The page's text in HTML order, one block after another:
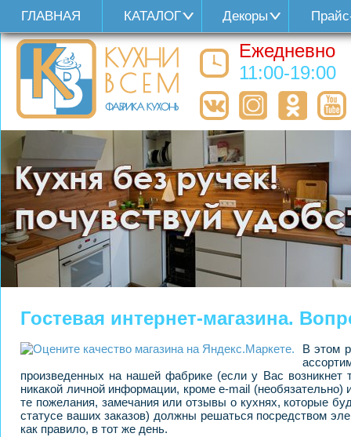
ГЛАВНАЯ КАТАЛОГ Декоры
Ежедневно
11:00-19:00
Гостевая интернет-магазина.
В этом
произведенных на нашей фабрике (если у Вас возникнет
никакой личной информации, кроме e-mail (необязательно)
те пожелания, замечания или отзывы о кухнях, которые
статусе ваших заказов) должны решаться посредством
как правило, в тот же день.